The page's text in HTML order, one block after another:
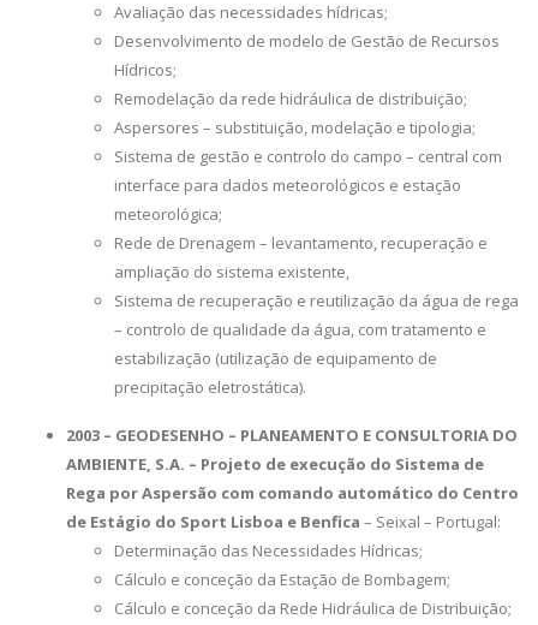
Avaliação das necessidades hídricas;
Desenvolvimento de modelo de Gestão de Recursos
Hídricos;
Remodelação da rede hidráulica de distribuição;
Aspersores – substituição, modelação e tipologia;
Sistema de gestão e controlo do campo – central com
interface para dados meteorológicos e estação
meteorológica;
Rede de Drenagem – levantamento, recuperação e
ampliação do sistema existente,
Sistema de recuperação e reutilização da água de rega
– controlo de qualidade da água, com tratamento e
estabilização (utilização de equipamento de
precipitação eletrostática).
2003 – GEODESENHO – PLANEAMENTO E CONSULTORIA DO
AMBIENTE, S.A. – Projeto de execução do Sistema de
Rega por Aspersão com comando automático do Centro
de Estágio do Sport Lisboa e Benfica – Seixal – Portugal:
Determinação das Necessidades Hídricas;
Cálculo e conceção da Estação de Bombagem;
Cálculo e conceção da Rede Hidráulica de Distribuição;